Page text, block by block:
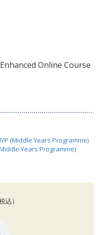
Online Course
(Middle Years Programme)
Years Programme)
込）